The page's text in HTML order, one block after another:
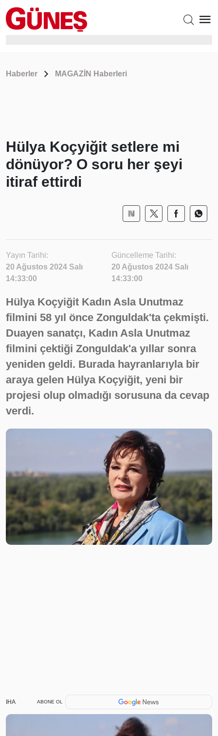
Haberler MAGAZİN Haberleri
Hülya Koçyiğit setlere mi
dönüyor? O soru her şeyi
itiraf ettirdi
Yayın Tarihi:
20 Ağustos 2024 Salı
14:33:00
Güncelleme Tarihi:
20 Ağustos 2024 Salı
14:33:00
Hülya Koçyiğit Kadın Asla Unutmaz
filmini 58 yıl önce Zonguldak'ta çekmişti.
Duayen sanatçı, Kadın Asla Unutmaz
filmini çektiği Zonguldak'a yıllar sonra
yeniden geldi. Burada hayranlarıyla bir
araya gelen Hülya Koçyiğit, yeni bir
projesi olup olmadığı sorusuna da cevap
verdi.
IHA ABONE OL